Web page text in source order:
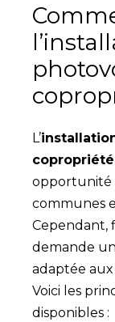
L’
copropriété
opportunité
communes
Cependant,
demande
adaptée
Voici les
disponibles :